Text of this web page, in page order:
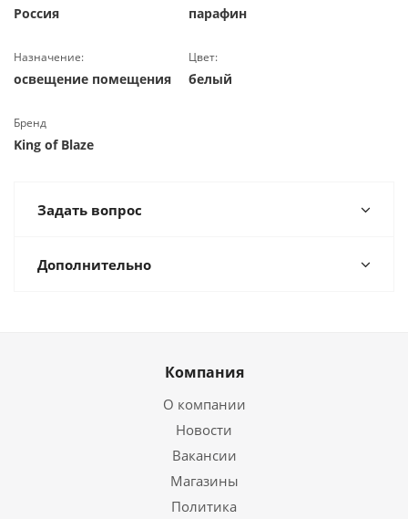
Россия парафин
Назначение:
освещение помещения
Цвет:
белый
Бренд
King of Blaze
Задать вопрос
Дополнительно
Компания
О компании
Новости
Вакансии
Магазины
Политика